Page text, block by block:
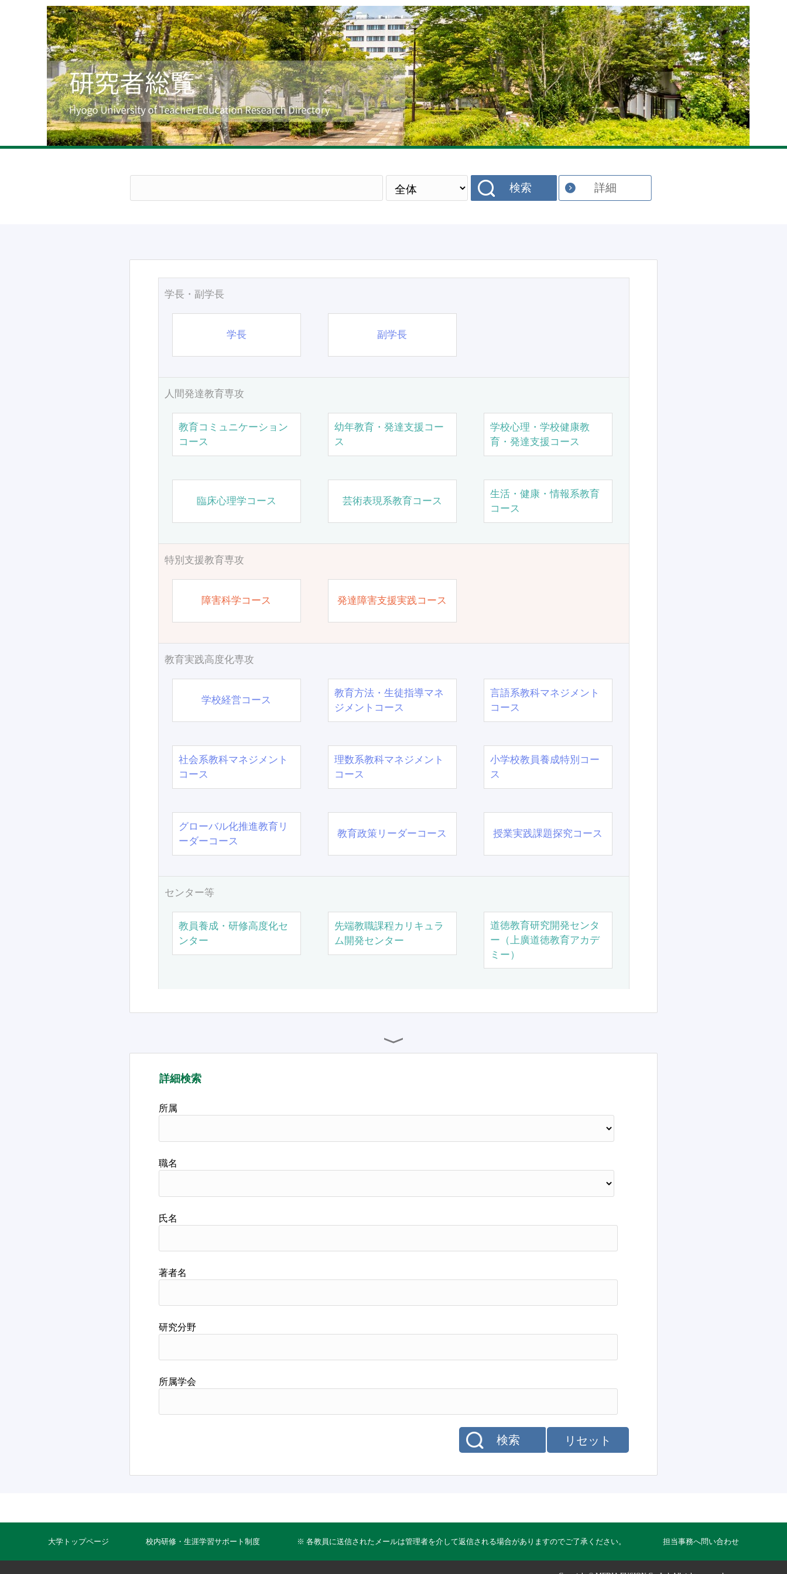
English
検索 詳細
学長・副学長
学長 副学長
人間発達教育専攻
教育コミュニケーション
コース
幼年教育・発達支援コー
ス
学校心理・学校健康教
育・発達支援コース
臨床心理学コース 芸術表現系教育コース
生活・健康・情報系教育
コース
特別支援教育専攻
障害科学コース 発達障害支援実践コース
教育実践高度化専攻
学校経営コース
教育方法・生徒指導マネ
ジメントコース
言語系教科マネジメント
コース
社会系教科マネジメント
コース
理数系教科マネジメント
コース
小学校教員養成特別コー
ス
グローバル化推進教育リ
ーダーコース
教育政策リーダーコース 授業実践課題探究コース
センター等
教員養成・研修高度化セ
ンター
先端教職課程カリキュラ
ム開発センター
道徳教育研究開発センタ
ー（上廣道徳教育アカデ
ミー）
詳細検索
所属
職名
氏名
著者名
研究分野
所属学会
リセット
検索
大学トップページ 校内研修・生涯学習サポート制度 ※ 各教員に送信されたメールは管理者を介して返信される場合がありますのでご了承ください。 担当事務へ問い合わせ